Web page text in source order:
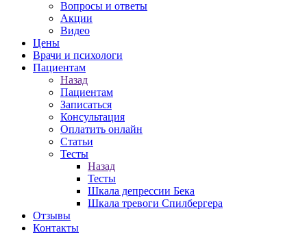
Вопросы и ответы
Акции
Видео
Цены
Врачи и психологи
Пациентам
Назад
Пациентам
Записаться
Консультация
Оплатить онлайн
Статьи
Тесты
Назад
Тесты
Шкала депрессии Бека
Шкала тревоги Спилбергера
Отзывы
Контакты